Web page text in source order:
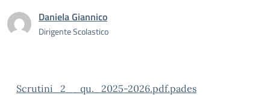
Daniela Giannico
Dirigente Scolastico
Scrutini_2__qu._2025-2026.pdf.pades